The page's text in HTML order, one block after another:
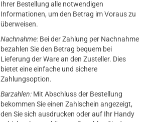
Ihrer Bestellung alle notwendigen
Informationen, um den Betrag im Voraus zu
überweisen.
Nachnahme: Bei der Zahlung per Nachnahme
bezahlen Sie den Betrag bequem bei
Lieferung der Ware an den Zusteller. Dies
bietet eine einfache und sichere
Zahlungsoption.
Barzahlen: Mit Abschluss der Bestellung
bekommen Sie einen Zahlschein angezeigt,
den Sie sich ausdrucken oder auf Ihr Handy